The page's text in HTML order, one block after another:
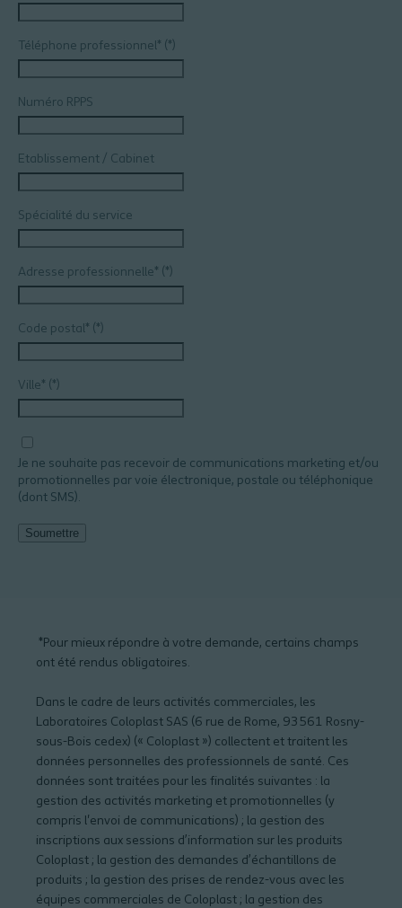
Téléphone professionnel*
Numéro RPPS
Etablissement / Cabinet
Spécialité du service
Adresse professionnelle*
Code postal*
Ville*
Je ne souhaite pas recevoir de communications marketing et/ou
promotionnelles par voie électronique, postale ou téléphonique
(dont SMS).
Soumettre
*Pour mieux répondre à votre demande, certains champs
ont été rendus obligatoires.
Dans le cadre de leurs activités commerciales, les
Laboratoires Coloplast SAS (6 rue de Rome, 93561 Rosny-
sous-Bois cedex) (« Coloplast ») collectent et traitent les
données personnelles des professionnels de santé. Ces
données sont traitées pour les finalités suivantes : la
gestion des activités marketing et promotionnelles (y
compris l'envoi de communications) ; la gestion des
inscriptions aux sessions d’information sur les produits
Coloplast ; la gestion des demandes d’échantillons de
produits ; la gestion des prises de rendez-vous avec les
équipes commerciales de Coloplast ; la gestion des